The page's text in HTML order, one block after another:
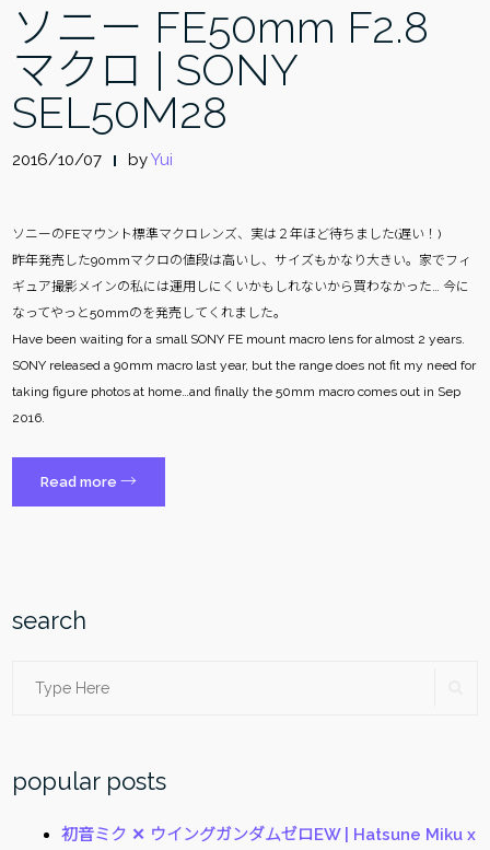
ソニー FE50mm F2.8
マクロ | SONY
SEL50M28
2016/10/07 byYui
ソニーのFEマウント標準マクロレンズ、実は２年ほど待ちました(遅い！)
昨年発売した90mmマクロの値段は高いし、サイズもかなり大きい。家でフィ
ギュア撮影メインの私には運用しにくいかもしれないから買わなかった… 今に
なってやっと50mmのを発売してくれました。
Have been waiting for a small SONY FE mount macro lens for almost 2 years.
SONY released a 90mm macro last year, but the range does not fit my need for
taking figure photos at home…and finally the 50mm macro comes out in Sep
2016.
Read more“ソ
ニ
→
search
Search
popular posts
初音ミク ✕ ウイングガンダムゼロEW | Hatsune Miku x